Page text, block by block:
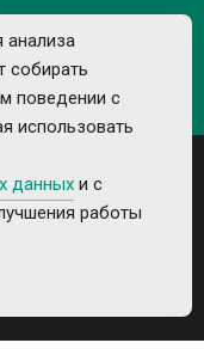
сайта
данных
лицензии и
анализа
собирать
поведении с
использовать
данных и с
работы